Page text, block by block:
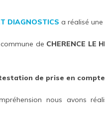
DIAGNOSTICS a réalisé une
de CHERENCE LE
de prise en compte
nous avons